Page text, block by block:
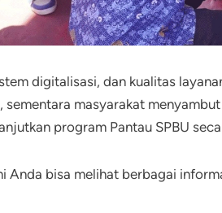
digitalisasi, dan kualitas
sementara masyarakat
program Pantau SPBU
Anda bisa melihat berbagai